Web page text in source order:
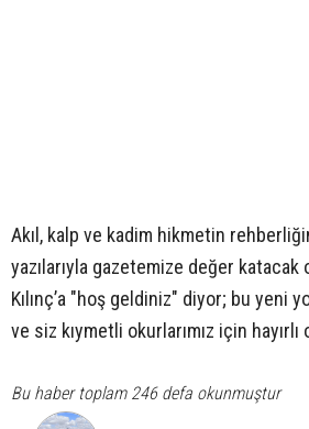
Akıl, kalp ve kadim hikmetin
yazılarıyla gazetemize değer katacak
Kılınç’a "hoş geldiniz" diyor; bu yeni
ve siz kıymetli okurlarımız için hayırlı
Bu haber toplam 246 defa okunmuştur